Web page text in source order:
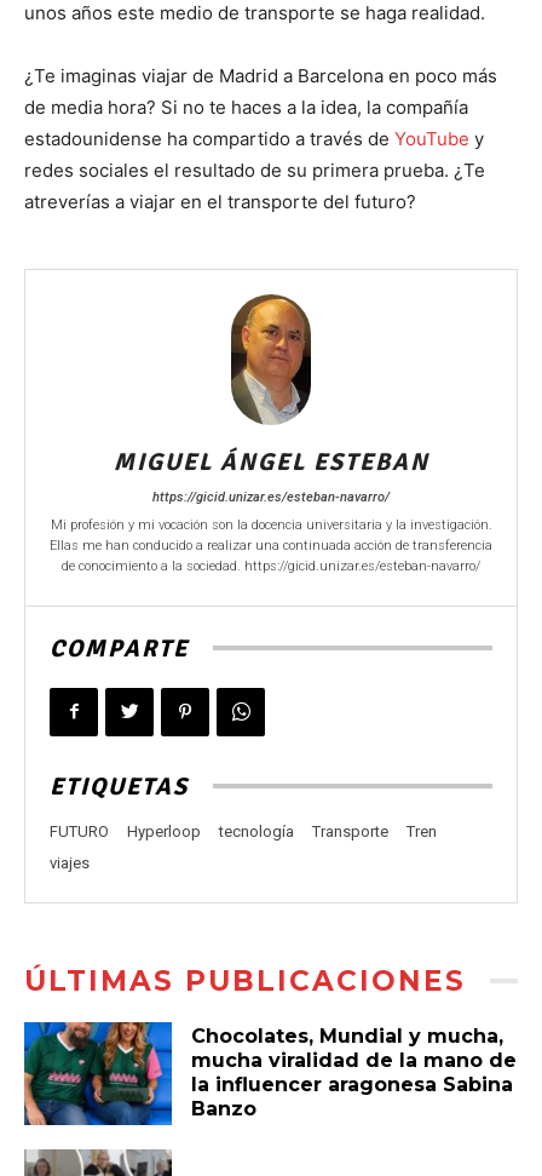
unos años este medio de transporte se haga realidad.
¿Te imaginas viajar de Madrid a Barcelona en poco más
de media hora? Si no te haces a la idea, la compañía
estadounidense ha compartido a través de YouTube y
redes sociales el resultado de su primera prueba. ¿Te
atreverías a viajar en el transporte del futuro?
MIGUEL ÁNGEL ESTEBAN
https://gicid.unizar.es/esteban-navarro/
Mi profesión y mi vocación son la docencia universitaria y la investigación.
Ellas me han conducido a realizar una continuada acción de transferencia
de conocimiento a la sociedad. https://gicid.unizar.es/esteban-navarro/
COMPARTE
ETIQUETAS
FUTURO Hyperloop tecnología Transporte
Tren
viajes
ÚLTIMAS PUBLICACIONES
Chocolates, Mundial y mucha,
mucha viralidad de la mano de
la influencer aragonesa Sabina
Banzo